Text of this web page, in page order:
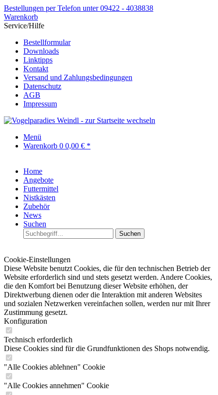
Bestellungen per Telefon unter 09422 - 4038838
Warenkorb
Service/Hilfe
Bestellformular
Downloads
Linktipps
Kontakt
Versand und Zahlungsbedingungen
Datenschutz
AGB
Impressum
Menü
Warenkorb 0 0,00 € *
Home
Angebote
Futtermittel
Nistkästen
Zubehör
News
Suchen
Suchen
Cookie-Einstellungen
Diese Website benutzt Cookies, die für den technischen Betrieb der
Website erforderlich sind und stets gesetzt werden. Andere Cookies,
die den Komfort bei Benutzung dieser Website erhöhen, der
Direktwerbung dienen oder die Interaktion mit anderen Websites
und sozialen Netzwerken vereinfachen sollen, werden nur mit Ihrer
Zustimmung gesetzt.
Konfiguration
Technisch erforderlich
Diese Cookies sind für die Grundfunktionen des Shops notwendig.
"Alle Cookies ablehnen" Cookie
"Alle Cookies annehmen" Cookie